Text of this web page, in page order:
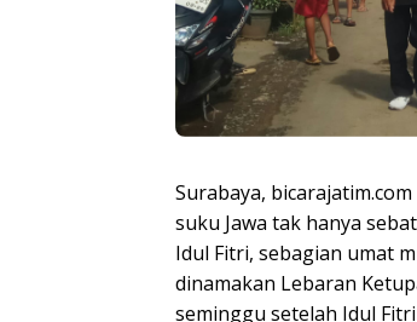
Surabaya,
suku Jawa tak hanya
Idul Fitri, sebagian umat
dinamakan Lebaran
seminggu setelah Idul